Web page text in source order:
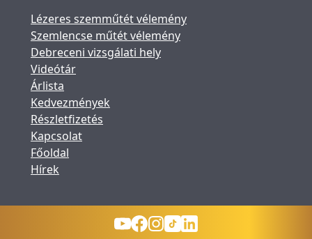
Lézeres szemműtét vélemény
Szemlencse műtét vélemény
Debreceni vizsgálati hely
Videótár
Árlista
Kedvezmények
Részletfizetés
Kapcsolat
Főoldal
Hírek